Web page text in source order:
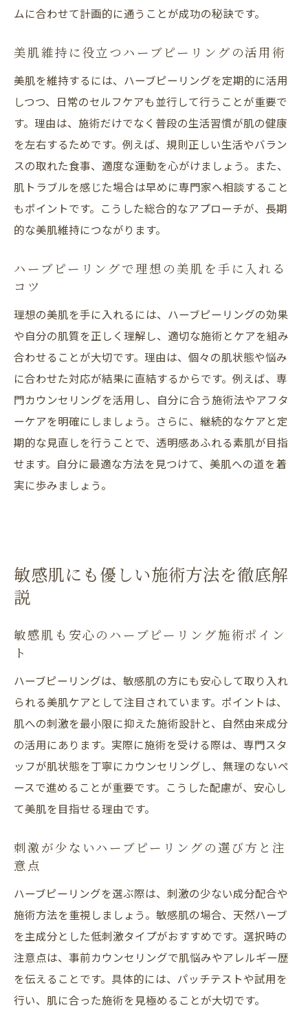
ムに合わせて計画的に通うことが成功の秘訣です。
美肌維持に役立つハーブピーリングの活用術
美肌を維持するには、ハーブピーリングを定期的に活用
しつつ、日常のセルフケアも並行して行うことが重要で
す。理由は、施術だけでなく普段の生活習慣が肌の健康
を左右するためです。例えば、規則正しい生活やバラン
スの取れた食事、適度な運動を心がけましょう。また、
肌トラブルを感じた場合は早めに専門家へ相談すること
もポイントです。こうした総合的なアプローチが、長期
的な美肌維持につながります。
ハーブピーリングで理想の美肌を手に入れる
コツ
理想の美肌を手に入れるには、ハーブピーリングの効果
や自分の肌質を正しく理解し、適切な施術とケアを組み
合わせることが大切です。理由は、個々の肌状態や悩み
に合わせた対応が結果に直結するからです。例えば、専
門カウンセリングを活用し、自分に合う施術法やアフタ
ーケアを明確にしましょう。さらに、継続的なケアと定
期的な見直しを行うことで、透明感あふれる素肌が目指
せます。自分に最適な方法を見つけて、美肌への道を着
実に歩みましょう。
敏感肌にも優しい施術方法を徹底解
説
敏感肌も安心のハーブピーリング施術ポイン
ト
ハーブピーリングは、敏感肌の方にも安心して取り入れ
られる美肌ケアとして注目されています。ポイントは、
肌への刺激を最小限に抑えた施術設計と、自然由来成分
の活用にあります。実際に施術を受ける際は、専門スタ
ッフが肌状態を丁寧にカウンセリングし、無理のないペ
ースで進めることが重要です。こうした配慮が、安心し
て美肌を目指せる理由です。
刺激が少ないハーブピーリングの選び方と注
意点
ハーブピーリングを選ぶ際は、刺激の少ない成分配合や
施術方法を重視しましょう。敏感肌の場合、天然ハーブ
を主成分とした低刺激タイプがおすすめです。選択時の
注意点は、事前カウンセリングで肌悩みやアレルギー歴
を伝えることです。具体的には、パッチテストや試用を
行い、肌に合った施術を見極めることが大切です。